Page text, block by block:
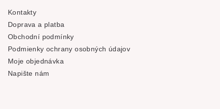
Kontakty
Doprava a platba
Obchodní podmínky
Podmienky ochrany osobných údajov
Moje objednávka
Napište nám